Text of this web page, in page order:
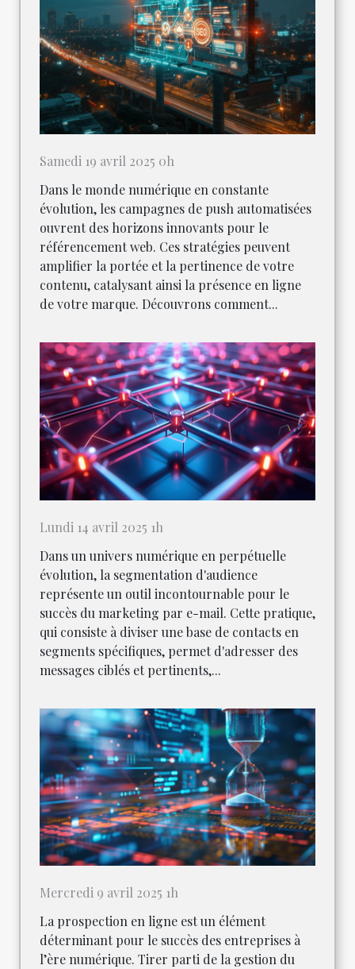
Samedi 19 avril 2025 0h
Dans le monde numérique en constante
évolution, les campagnes de push automatisées
ouvrent des horizons innovants pour le
référencement web. Ces stratégies peuvent
amplifier la portée et la pertinence de votre
contenu, catalysant ainsi la présence en ligne
de votre marque. Découvrons comment...
Lundi 14 avril 2025 1h
Dans un univers numérique en perpétuelle
évolution, la segmentation d'audience
représente un outil incontournable pour le
succès du marketing par e-mail. Cette pratique,
qui consiste à diviser une base de contacts en
segments spécifiques, permet d'adresser des
messages ciblés et pertinents,...
Mercredi 9 avril 2025 1h
La prospection en ligne est un élément
déterminant pour le succès des entreprises à
l’ère numérique. Tirer parti de la gestion du